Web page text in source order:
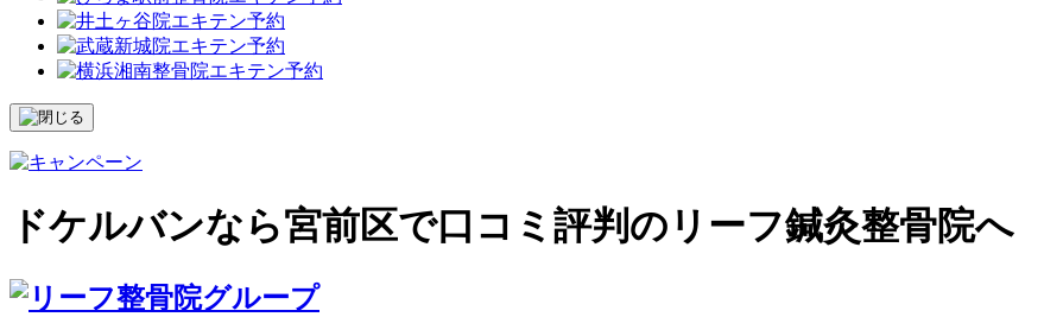
ドケルバンなら宮前区で口コミ評判のリーフ鍼灸整骨院へ